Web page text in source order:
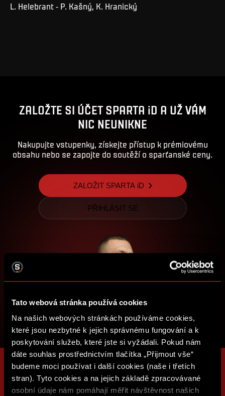
Tato webová stránka používá cookies
Na našich webových stránkách používáme cookies,
které jsou nezbytné k jejich správnému fungování a k
poskytování služeb, které jste si vyžádali. Pokud nám
dáte souhlas prostřednictvím tlačítka „Přijmout vše“
budeme moci používat i další cookies (naše i třetích
stran). Tyto cookies a na jejich základě zpracovávané
osobní údaje nám pomáhají měřit návštěvnost našich
L. Helebrant - P. Kašný, K. Hranický
ZALOŽTE SI ÚČET SPARTA iD A UŽ VÁM
NIC NEUNIKNE
Nakupujte vstupenky, získejte přístup k prémiovému
obsahu nebo se zapojte do soutěží o sparťanské ceny.
ZALOŽIT SPARTA iD
PŘIHLÁSIT SE